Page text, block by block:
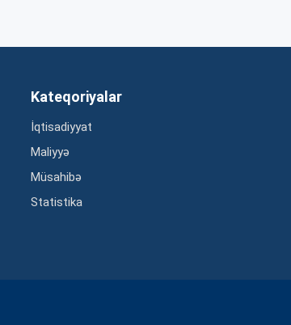
Kateqoriyalar
İqtisadiyyat
Maliyyə
Müsahibə
Statistika